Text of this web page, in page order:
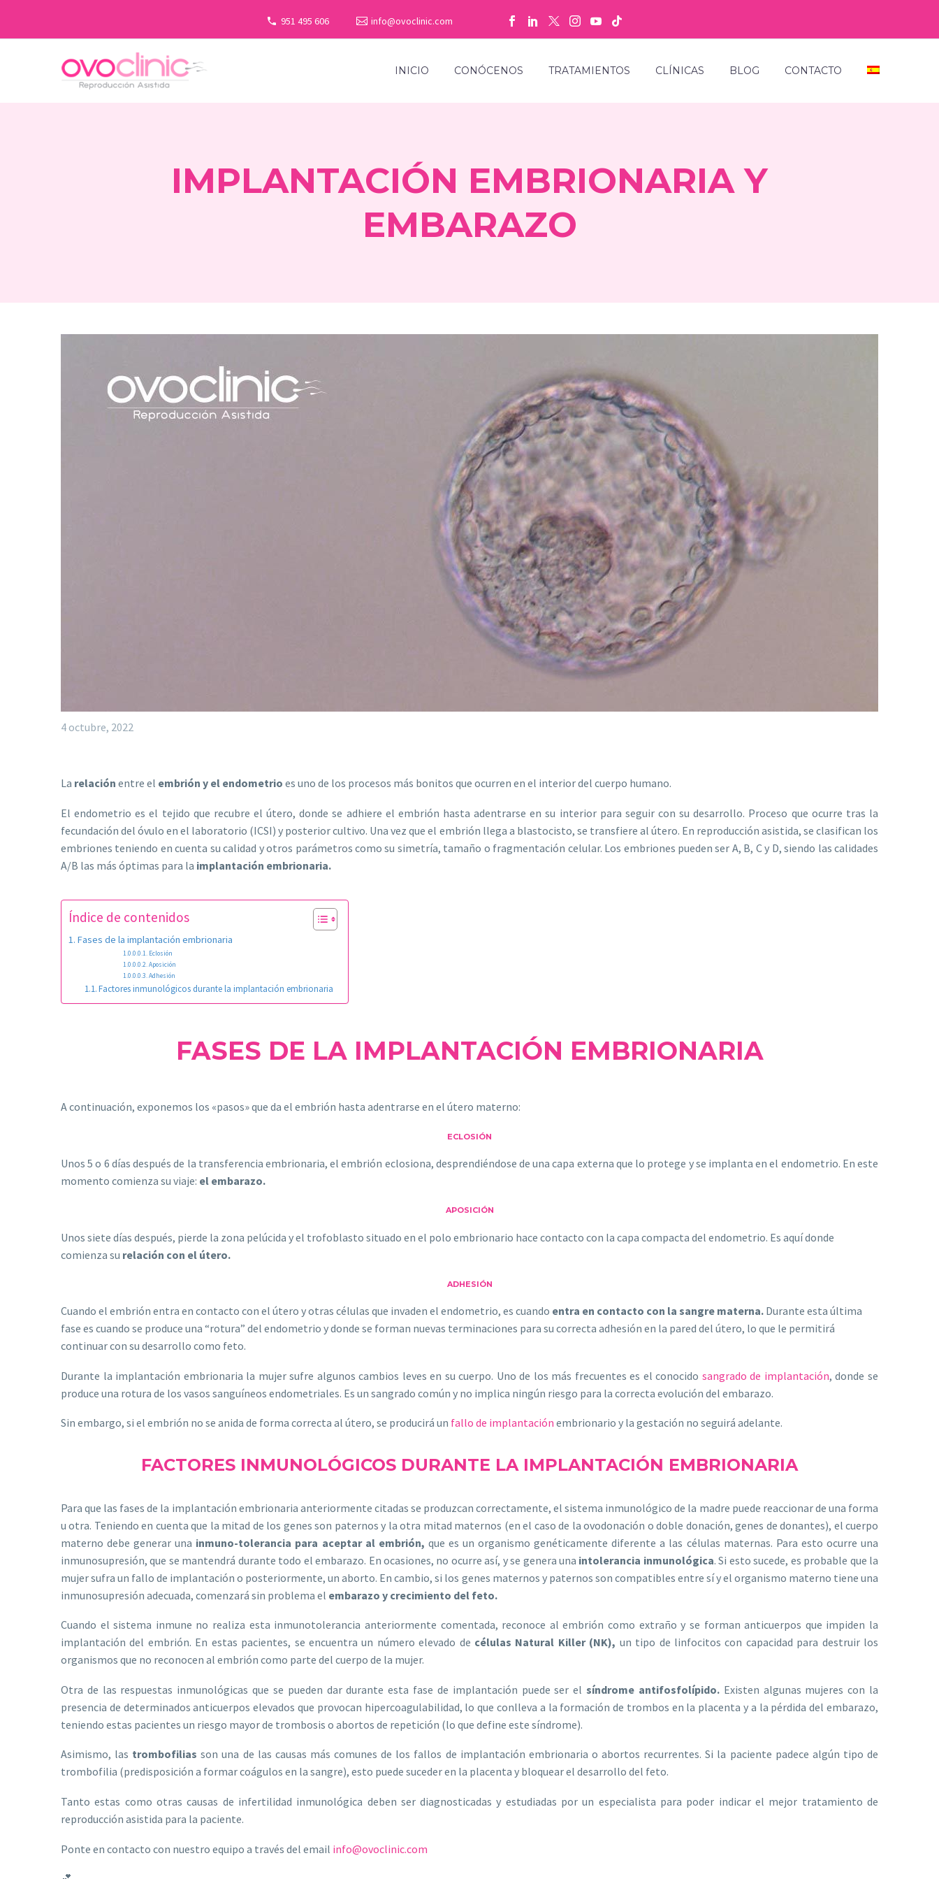
951 495 606 info@ovoclinic.com
INICIO CONÓCENOS TRATAMIENTOS CLÍNICAS BLOG CONTACTO
IMPLANTACIÓN EMBRIONARIA Y
EMBARAZO
4 octubre, 2022
La relación entre el embrión y el endometrio es uno de los procesos más bonitos que ocurren en el interior del cuerpo humano.
El endometrio es el tejido que recubre el útero, donde se adhiere el embrión hasta adentrarse en su interior para seguir con su desarrollo. Proceso que ocurre tras la
fecundación del óvulo en el laboratorio (ICSI) y posterior cultivo. Una vez que el embrión llega a blastocisto, se transfiere al útero. En reproducción asistida, se clasifican los
embriones teniendo en cuenta su calidad y otros parámetros como su simetría, tamaño o fragmentación celular. Los embriones pueden ser A, B, C y D, siendo las calidades
A/B las más óptimas para la implantación embrionaria.
Índice de contenidos
Fases de la implantación embrionaria
Eclosión
Aposición
Adhesión
Factores inmunológicos durante la implantación embrionaria
FASES DE LA IMPLANTACIÓN EMBRIONARIA
A continuación, exponemos los «pasos» que da el embrión hasta adentrarse en el útero materno:
ECLOSIÓN
Unos 5 o 6 días después de la transferencia embrionaria, el embrión eclosiona, desprendiéndose de una capa externa que lo protege y se implanta en el endometrio. En este
momento comienza su viaje: el embarazo.
APOSICIÓN
Unos siete días después, pierde la zona pelúcida y el trofoblasto situado en el polo embrionario hace contacto con la capa compacta del endometrio. Es aquí donde
comienza su relación con el útero.
ADHESIÓN
Cuando el embrión entra en contacto con el útero y otras células que invaden el endometrio, es cuando entra en contacto con la sangre materna. Durante esta última
fase es cuando se produce una “rotura” del endometrio y donde se forman nuevas terminaciones para su correcta adhesión en la pared del útero, lo que le permitirá
continuar con su desarrollo como feto.
Durante la implantación embrionaria la mujer sufre algunos cambios leves en su cuerpo. Uno de los más frecuentes es el conocido sangrado de implantación, donde se
produce una rotura de los vasos sanguíneos endometriales. Es un sangrado común y no implica ningún riesgo para la correcta evolución del embarazo.
Sin embargo, si el embrión no se anida de forma correcta al útero, se producirá un fallo de implantación embrionario y la gestación no seguirá adelante.
FACTORES INMUNOLÓGICOS DURANTE LA IMPLANTACIÓN EMBRIONARIA
Para que las fases de la implantación embrionaria anteriormente citadas se produzcan correctamente, el sistema inmunológico de la madre puede reaccionar de una forma
u otra. Teniendo en cuenta que la mitad de los genes son paternos y la otra mitad maternos (en el caso de la ovodonación o doble donación, genes de donantes), el cuerpo
materno debe generar una inmuno-tolerancia para aceptar al embrión, que es un organismo genéticamente diferente a las células maternas. Para esto ocurre una
inmunosupresión, que se mantendrá durante todo el embarazo. En ocasiones, no ocurre así, y se genera una intolerancia inmunológica. Si esto sucede, es probable que la
mujer sufra un fallo de implantación o posteriormente, un aborto. En cambio, si los genes maternos y paternos son compatibles entre sí y el organismo materno tiene una
inmunosupresión adecuada, comenzará sin problema el embarazo y crecimiento del feto.
Cuando el sistema inmune no realiza esta inmunotolerancia anteriormente comentada, reconoce al embrión como extraño y se forman anticuerpos que impiden la
implantación del embrión. En estas pacientes, se encuentra un número elevado de células Natural Killer (NK), un tipo de linfocitos con capacidad para destruir los
organismos que no reconocen al embrión como parte del cuerpo de la mujer.
Otra de las respuestas inmunológicas que se pueden dar durante esta fase de implantación puede ser elsíndrome antifosfolípido.Existen algunas mujeres con la
presencia de determinados anticuerpos elevados que provocan hipercoagulabilidad, lo que conlleva a la formación de trombos en la placenta y a la pérdida del embarazo,
teniendo estas pacientes un riesgo mayor de trombosis o abortos de repetición (lo que define este síndrome).
Asimismo, las trombofilias son una de las causas más comunes de los fallos de implantación embrionaria o abortos recurrentes. Si la paciente padece algún tipo de
trombofilia (predisposición a formar coágulos en la sangre), esto puede suceder en la placenta y bloquear el desarrollo del feto.
Tanto estas como otras causas de infertilidad inmunológica deben ser diagnosticadas y estudiadas por un especialista para poder indicar el mejor tratamiento de
reproducción asistida para la paciente.
Ponte en contacto con nuestro equipo a través del email info@ovoclinic.com